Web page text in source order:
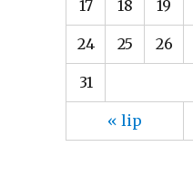
« lip
17 18 19
24 25 26
31